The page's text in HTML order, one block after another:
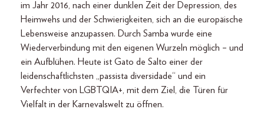
im Jahr 2016, nach einer dunklen Zeit der Depression, des
Heimwehs und der Schwierigkeiten, sich an die europäische
Lebensweise anzupassen. Durch Samba wurde eine
Wiederverbindung mit den eigenen Wurzeln möglich – und
ein Aufblühen. Heute ist Gato de Salto einer der
leidenschaftlichsten „passista diversidade“ und ein
Verfechter von LGBTQIA+, mit dem Ziel, die Türen für
Vielfalt in der Karnevalswelt zu öffnen.